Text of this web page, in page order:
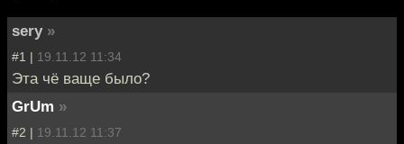
sery »
#1 | 19.11.12 11:34
Эта чё ваще было?
GrUm »
#2 | 19.11.12 11:37